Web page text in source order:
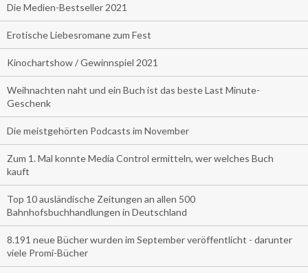
Die Medien-Bestseller 2021
Erotische Liebesromane zum Fest
Kinochartshow / Gewinnspiel 2021
Weihnachten naht und ein Buch ist das beste Last Minute-
Geschenk
Die meistgehörten Podcasts im November
Zum 1. Mal konnte Media Control ermitteln, wer welches Buch
kauft
Top 10 ausländische Zeitungen an allen 500
Bahnhofsbuchhandlungen in Deutschland
8.191 neue Bücher wurden im September veröffentlicht - darunter
viele Promi-Bücher